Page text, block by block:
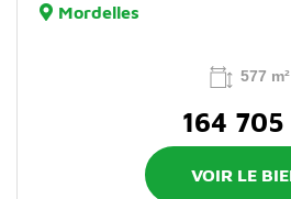
Mordelles
577 m²
164 705
VOIR LE